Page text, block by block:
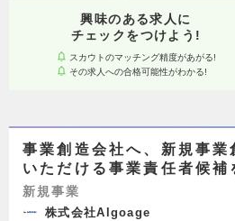
興味のある求人に
チェックをつけよう!
スカウトのマッチング精度があがる!
その求人への合格可能性がわかる!
事業創造会社へ、新規事業
いただける事業責任者候補
新規事業
株式会社Algoage